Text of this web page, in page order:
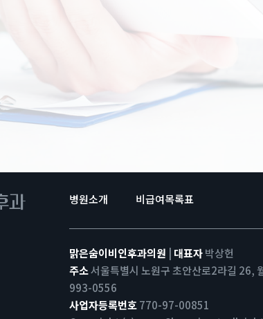
병원소개 비급여목록표
맑은숨이비인후과의원 대표자박상헌
주소서울특별시 노원구 초안산로2라길 26,
993-0556
사업자등록번호770-97-00851